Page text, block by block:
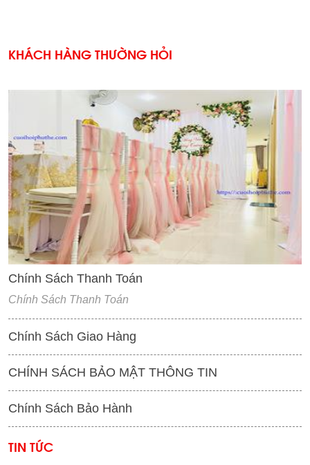
KHÁCH HÀNG THƯỜNG HỎI
'
Chính Sách Thanh Toán
Chính Sách Thanh Toán
Chính Sách Giao Hàng
CHÍNH SÁCH BẢO MẬT THÔNG TIN
Chính Sách Bảo Hành
TIN TỨC